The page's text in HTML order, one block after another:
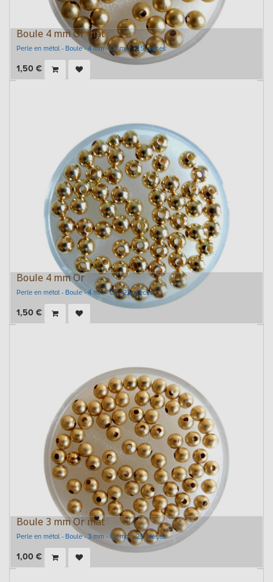
Boule 4 mm Or mat
Perle en métal - Boule - 4 mm - Or mat - 25 pièces
1,50 €
Boule 4 mm Or
Perle en métal - Boule - 4 mm - Or - 25 pièces
1,50 €
Boule 3 mm Or mat
Perle en métal - Boule - 3 mm - Or mat - 25 pièces
1,00 €